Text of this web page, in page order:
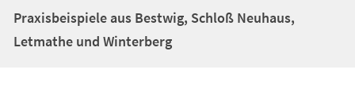
Praxisbeispiele aus Bestwig, Schloß Neuhaus,
Letmathe und Winterberg